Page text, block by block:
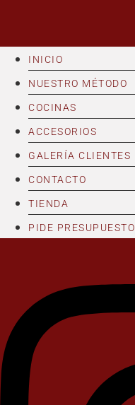
INICIO
NUESTRO MÉTODO
COCINAS
ACCESORIOS
GALERÍA CLIENTES
CONTACTO
TIENDA
PIDE PRESUPUESTO